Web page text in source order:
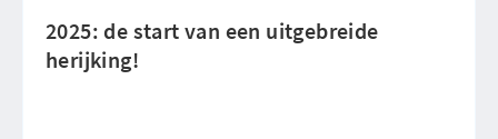
2025: de start van een uitgebreide
herijking!